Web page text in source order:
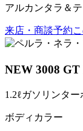
アルカンタラ＆
来店・商談予約
NEW 3008
1.2ℓガソリンタ
ボディカラー